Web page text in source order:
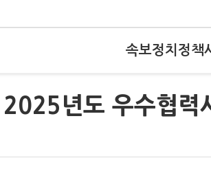
속보정치 정책
년도 우수협력